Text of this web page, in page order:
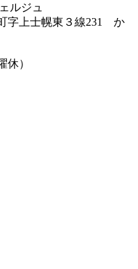
ルジュ
字上士幌東３線231 か
）